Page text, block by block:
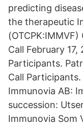
predicting
the therapeutic
Call February
Participants.
Call
Immunovia AB:
succession:
Immunovia Som